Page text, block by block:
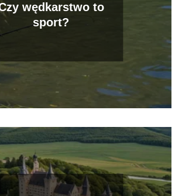
wędkarstwo to
sport?